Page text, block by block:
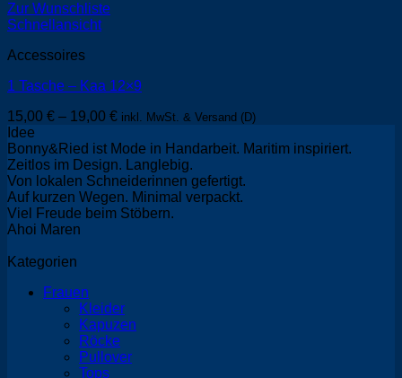
Zur Wunschliste
Schnellansicht
Accessoires
1 Tasche – Kaa 12×9
15,00 € – 19,00 € inkl. MwSt. & Versand (D)
Idee
Bonny&Ried ist Mode in Handarbeit. Maritim inspiriert.
Zeitlos im Design. Langlebig.
Von lokalen Schneiderinnen gefertigt.
Auf kurzen Wegen. Minimal verpackt.
Viel Freude beim Stöbern.
Ahoi Maren
Kategorien
Frauen
Kleider
Kapuzen
Röcke
Pullover
Tops